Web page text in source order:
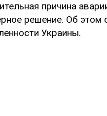
причина
решение. Об
Украины.